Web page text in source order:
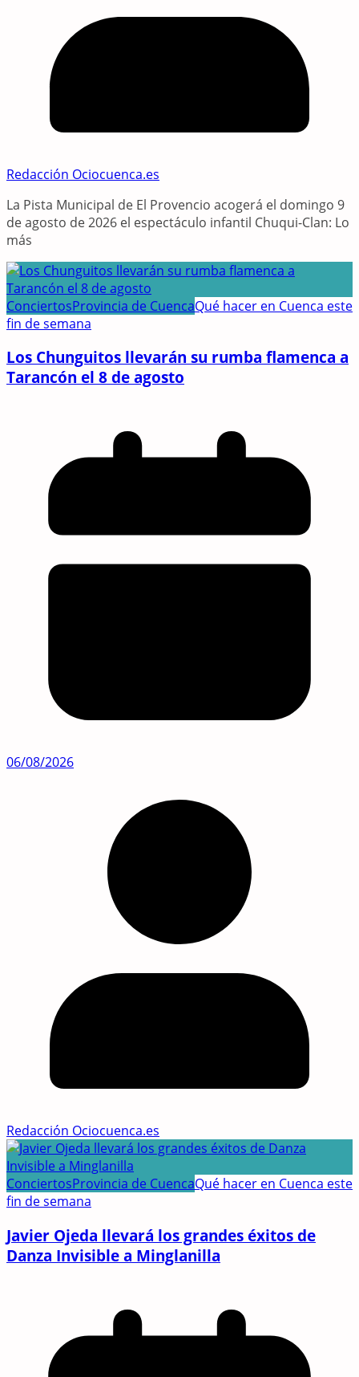
Redacción Ociocuenca.es
La Pista Municipal de El Provencio acogerá el domingo 9
de agosto de 2026 el espectáculo infantil Chuqui-Clan: Lo
más
ConciertosProvincia de CuencaQué hacer en Cuenca este
fin de semana
Los Chunguitos llevarán su rumba flamenca a
Tarancón el 8 de agosto
06/08/2026
Redacción Ociocuenca.es
ConciertosProvincia de CuencaQué hacer en Cuenca este
fin de semana
Javier Ojeda llevará los grandes éxitos de
Danza Invisible a Minglanilla